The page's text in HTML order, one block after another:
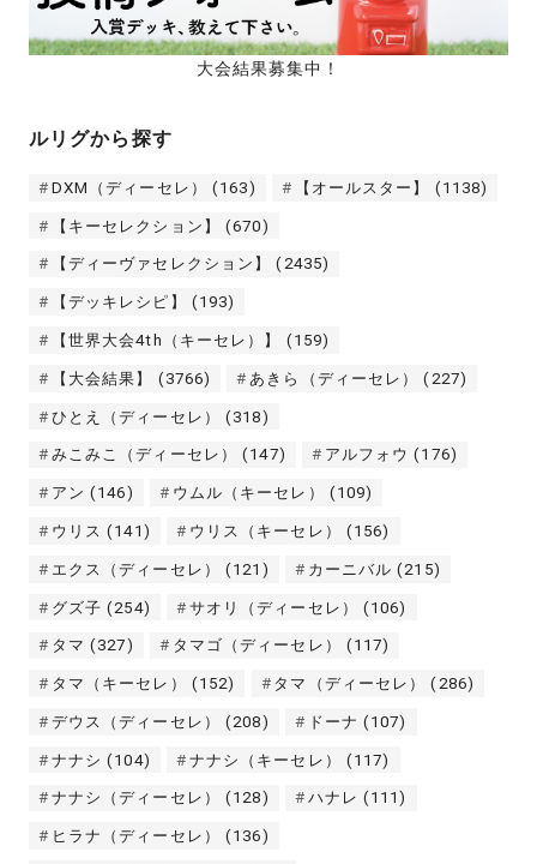
大会結果募集中！
ルリグから探す
DXM（ディーセレ） (163) 【オールスター】 (1138)
【キーセレクション】 (670)
【ディーヴァセレクション】 (2435)
【デッキレシピ】 (193)
【世界大会4th（キーセレ）】 (159)
【大会結果】 (3766) あきら（ディーセレ） (227)
ひとえ（ディーセレ） (318)
みこみこ（ディーセレ） (147) アルフォウ (176)
アン (146) ウムル（キーセレ） (109)
ウリス (141) ウリス（キーセレ） (156)
エクス（ディーセレ） (121) カーニバル (215)
グズ子 (254) サオリ（ディーセレ） (106)
タマ (327) タマゴ（ディーセレ） (117)
タマ（キーセレ） (152) タマ（ディーセレ） (286)
デウス（ディーセレ） (208) ドーナ (107)
ナナシ (104) ナナシ（キーセレ） (117)
ナナシ（ディーセレ） (128) ハナレ (111)
ヒラナ（ディーセレ） (136)